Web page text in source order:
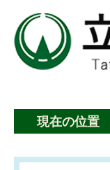
現在の位置